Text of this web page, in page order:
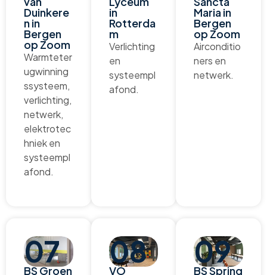
Duinkere
n in
Bergen
op Zoom
Warmteter
ugwinning
ssysteem,
verlichting,
netwerk,
elektrotec
hniek en
systeempl
afond.
in
Rotterda
m
Verlichting
en
systeempl
afond.
Maria in
Bergen
op Zoom
Airconditio
ners en
netwerk.
07
BS Groen
08
VO
09
BS Spring